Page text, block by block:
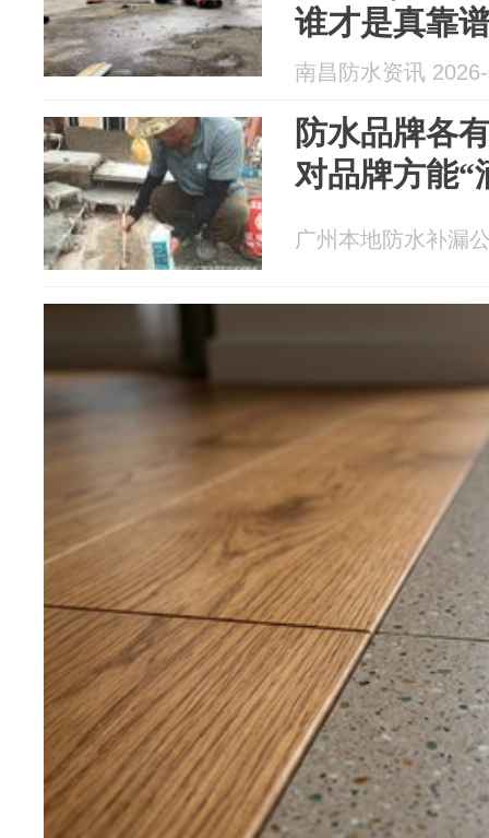
谁才是真靠
南昌防水资讯
防水品牌各
对品牌方能“
广州本地防水补漏